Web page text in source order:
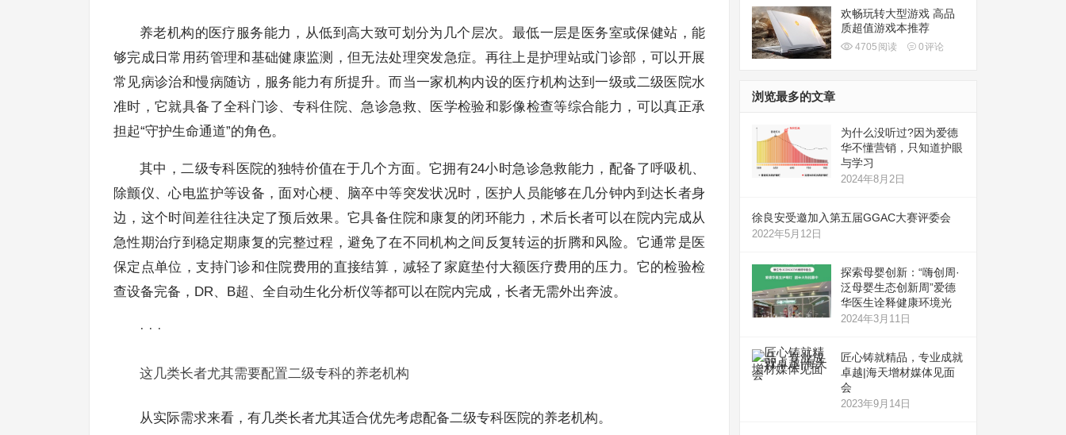
养老机构的医疗服务能力，从低到高大致可划分为几个层次。最低一层是医务室或保健站，能
够完成日常用药管理和基础健康监测，但无法处理突发急症。再往上是护理站或门诊部，可以开展
常见病诊治和慢病随访，服务能力有所提升。而当一家机构内设的医疗机构达到一级或二级医院水
准时，它就具备了全科门诊、专科住院、急诊急救、医学检验和影像检查等综合能力，可以真正承
担起“守护生命通道”的角色。
其中，二级专科医院的独特价值在于几个方面。它拥有24小时急诊急救能力，配备了呼吸机、
除颤仪、心电监护等设备，面对心梗、脑卒中等突发状况时，医护人员能够在几分钟内到达长者身
边，这个时间差往往决定了预后效果。它具备住院和康复的闭环能力，术后长者可以在院内完成从
急性期治疗到稳定期康复的完整过程，避免了在不同机构之间反复转运的折腾和风险。它通常是医
保定点单位，支持门诊和住院费用的直接结算，减轻了家庭垫付大额医疗费用的压力。它的检验检
查设备完备，DR、B超、全自动生化分析仪等都可以在院内完成，长者无需外出奔波。
· · ·
这几类长者尤其需要配置二级专科的养老机构
从实际需求来看，有几类长者尤其适合优先考虑配备二级专科医院的养老机构。
欢畅玩转大型游戏 高品
质超值游戏本推荐
4705 阅读 0评论
浏览最多的文章
为什么没听过?因为爱德
华不懂营销，只知道护眼
与学习
2024年8月2日
徐良安受邀加入第五届GGAC大赛评委会
2022年5月12日
探索母婴创新：“嗨创周·
泛母婴生态创新周”爱德
华医生诠释健康环境光
2024年3月11日
匠心铸就精品，专业成就
卓越|海天增材媒体见面
会
2023年9月14日